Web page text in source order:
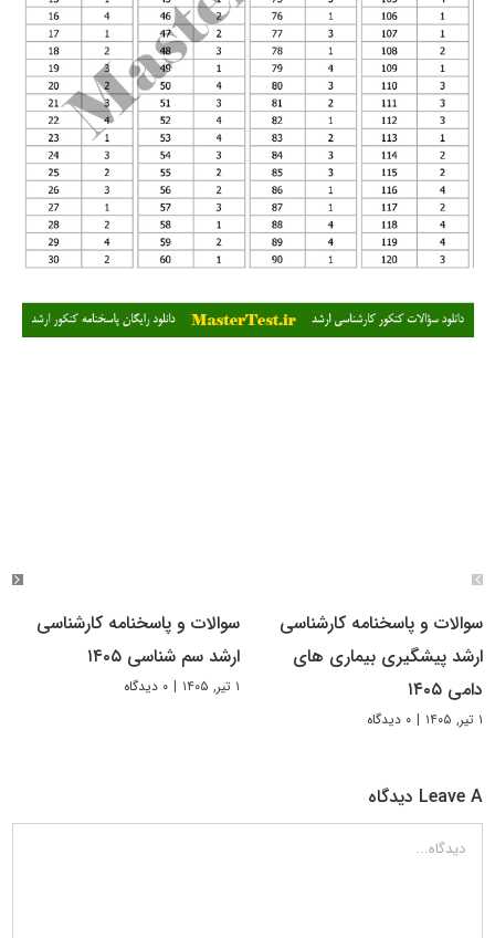
سوالات و پاسخنامه کارشناسی
ارشد پیشگیری بیماری های
دامی ۱۴۰۵
۱ تیر, ۱۴۰۵ | ۰ دیدگاه
سوالات و پاسخنامه کارشناسی
ارشد سم شناسی ۱۴۰۵
۱ تیر, ۱۴۰۵ | ۰ دیدگاه
Leave A دیدگاه
دیدگاه